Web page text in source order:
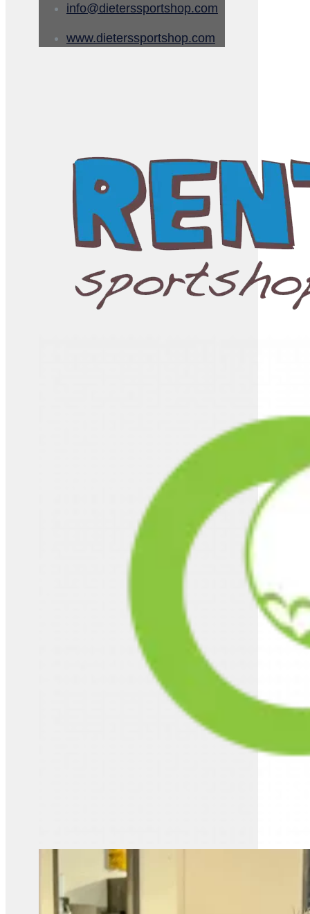
info@dieterssportshop.com
www.dieterssportshop.com